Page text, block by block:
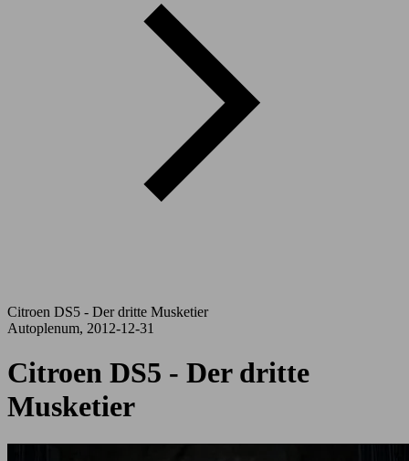
Citroen DS5 - Der dritte Musketier
Autoplenum, 2012-12-31
Citroen DS5 - Der dritte
Musketier